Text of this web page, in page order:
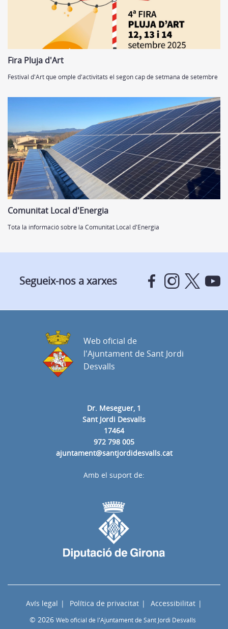
Fira Pluja d'Art
Festival d'Art que omple d'activitats el segon cap de setmana de setembre
Comunitat Local d'Energia
Tota la informació sobre la Comunitat Local d'Energia
Segueix-nos a xarxes
Dr. Meseguer, 1
Sant Jordi Desvalls
17464
972 798 005
ajuntament@santjordidesvalls.cat
Web oficial de
l'Ajuntament de Sant Jordi
Desvalls
Avís legal Política de privacitat
Accessibilitat
© 2026 Web oficial de l'Ajuntament de Sant Jordi Desvalls
Amb el suport de: